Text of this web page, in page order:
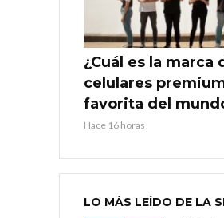
¿Cuál es la marca
celulares
favorita del
Hace 16 horas
LO MÁS LEÍDO DE LA